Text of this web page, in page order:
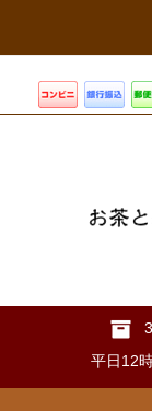
平日12